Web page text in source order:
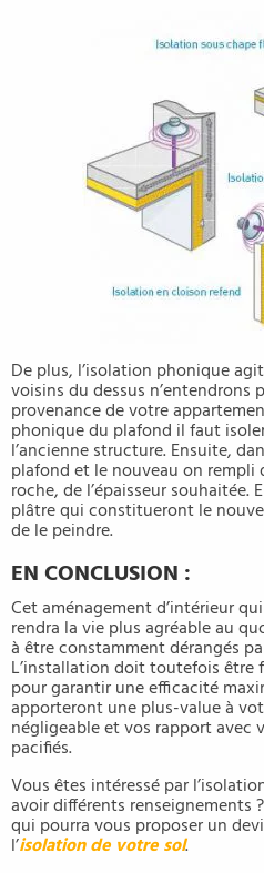
De plus, l’isolation phonique
voisins du dessus n’entendrons
provenance de votre
phonique du plafond il faut
l’ancienne structure. Ensuite,
plafond et le nouveau on rempli
roche, de l’épaisseur souhaitée.
plâtre qui constitueront le
de le peindre.
EN CONCLUSION :
Cet aménagement d’intérieur
rendra la vie plus agréable au
à être constamment dérangés
L’installation doit toutefois être
pour garantir une efficacité
apporteront une plus-value à
négligeable et vos rapport avec
pacifiés.
Vous êtes intéressé par
avoir différents renseignements
qui pourra vous proposer un
l’isolation de votre sol.